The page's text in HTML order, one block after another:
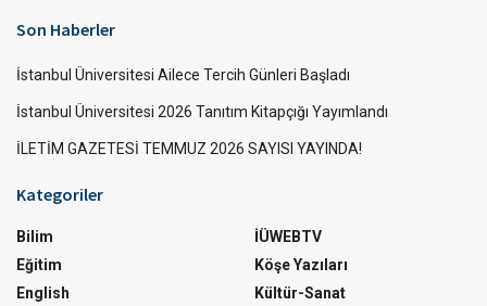
Son Haberler
İstanbul Üniversitesi Ailece Tercih Günleri Başladı
İstanbul Üniversitesi 2026 Tanıtım Kitapçığı Yayımlandı
İLETİM GAZETESİ TEMMUZ 2026 SAYISI YAYINDA!
Kategoriler
Bilim
Eğitim
English
İÜWEBTV
Köşe Yazıları
Kültür-Sanat